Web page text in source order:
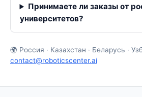
Принимаете ли заказы от
университетов?
🌍 Россия · Казахстан · Беларусь ·
contact@roboticscenter.ai